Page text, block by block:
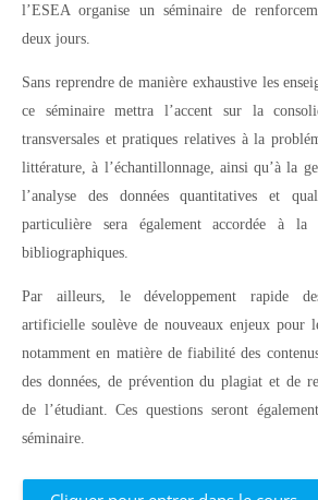
l’ESEA organise un séminaire de
deux jours.
Sans reprendre de manière exhaustive les
ce séminaire mettra l’accent sur la
transversales et pratiques relatives à la
littérature, à l’échantillonnage, ainsi qu’à la
l’analyse des données quantitatives et
particulière sera également accordée à la
bibliographiques.
Par ailleurs, le développement rapide
artificielle soulève de nouveaux enjeux pour
notamment en matière de fiabilité des
des données, de prévention du plagiat et de
de l’étudiant. Ces questions seront
séminaire.